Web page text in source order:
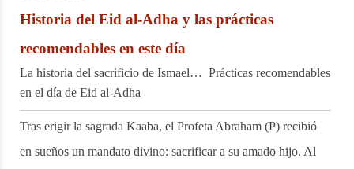
Historia del Eid al-Adha y las prácticas
recomendables en este día
La historia del sacrificio de Ismael… Prácticas recomendables
en el día de Eid al-Adha
Tras erigir la sagrada Kaaba, el Profeta Abraham (P) recibió
en sueños un mandato divino: sacrificar a su amado hijo. Al